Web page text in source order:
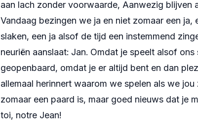
aan lach zonder voorwaarde, Aanwezig blijven
Vandaag bezingen we ja en niet zomaar een
slaken, een ja alsof de tijd een instemmend
neuriën aanslaat: Jan. Omdat je speelt alsof
geopenbaard, omdat je er altijd bent en dan
allemaal herinnert waarom we spelen als we
zomaar een paard is, maar goed nieuws dat je
toi, notre Jean!